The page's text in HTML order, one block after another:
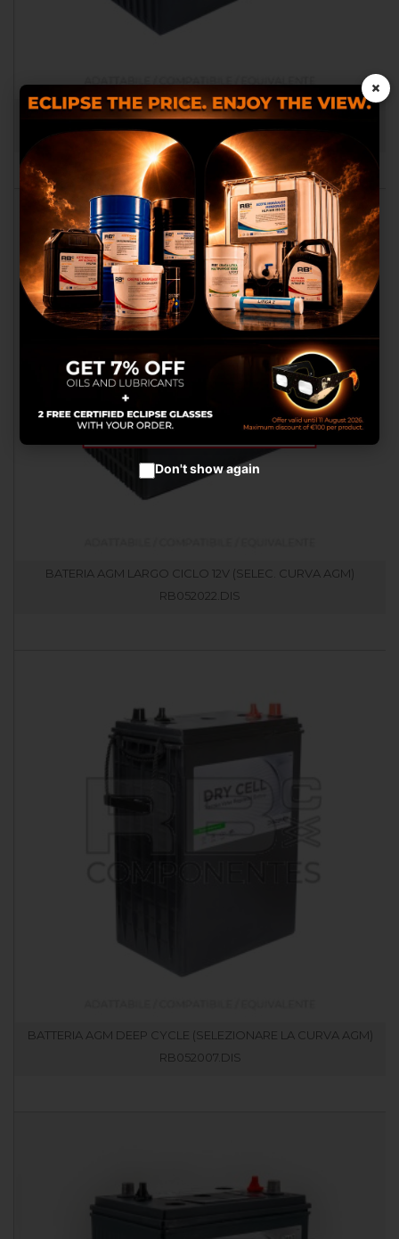
BATERIA LARGO CICLO AGM 12V (SELECCION CURVA AGM)
RB052010.DIS
BATERIA AGM LARGO CICLO 12V (SELEC. CURVA AGM)
RB052022.DIS
BATTERIA AGM DEEP CYCLE (SELEZIONARE LA CURVA AGM)
RB052007.DIS
oi e terze parti usiamo cookie o
tecnologie simili per funzionalità
tecniche e, con il tuo consenso, anche
per altre finalità descritte nella Cookie
Policy quali raccogliere ed elaborare
dati personali dai dispositivi, mostrarti
pubblicità personalizzata, misurarne
la performance, analizzare le nostre
audience e migliorare i nostri prodotti
e servizi. Puoi liberamente prestare,
rifiutare o revocare il tuo consenso in
qualsiasi momento, personalizzando
Personalizzando cookies
Accetta cookies
×
Don't show again